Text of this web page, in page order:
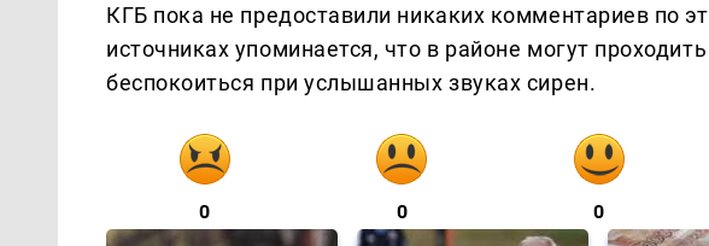
КГБ пока не предоставили никаких комментариев по
источниках упоминается, что в районе могут
беспокоиться при услышанных звуках сирен.
0 0 0